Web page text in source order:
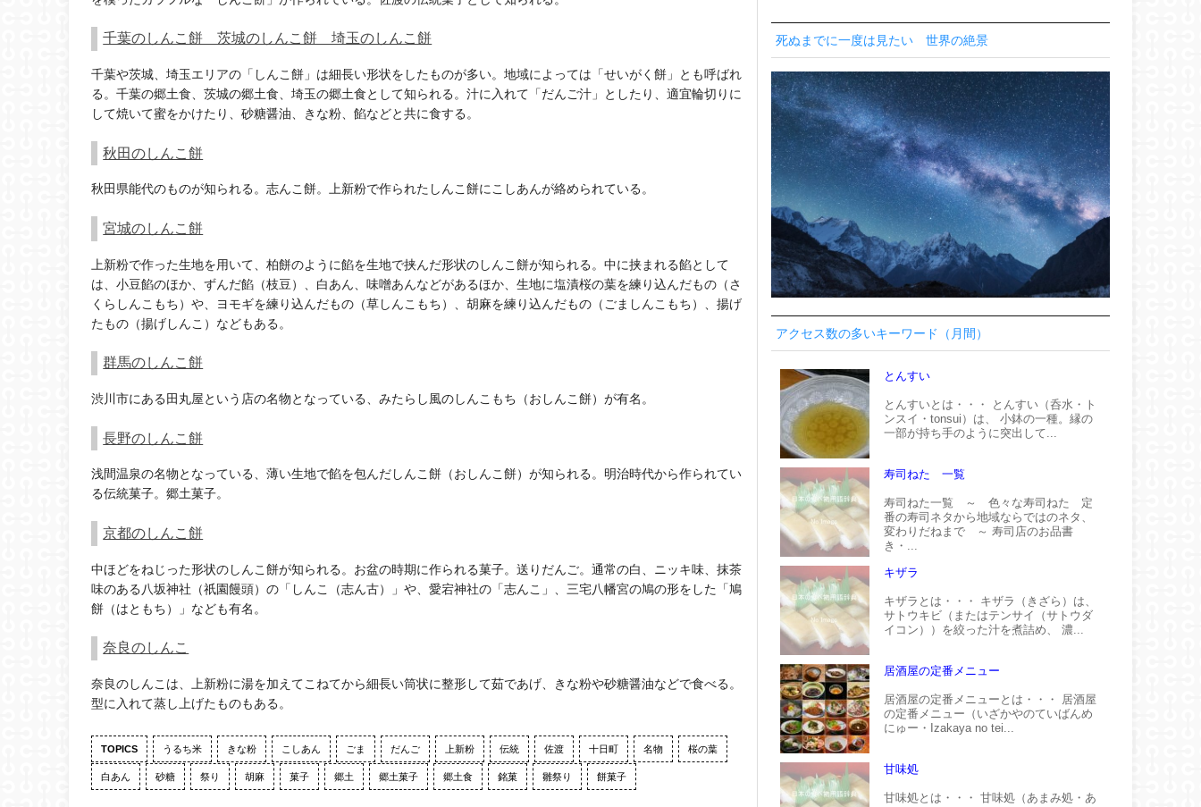
千葉のしんこ餅 茨城のしんこ餅 埼玉のしんこ餅
千葉や茨城、埼玉エリアの「しんこ餅」は細長い形状をしたものが多い。地域によっては「せいがく餅」とも呼ばれ
る。千葉の郷土食、茨城の郷土食、埼玉の郷土食として知られる。汁に入れて「だんご汁」としたり、適宜輪切りに
して焼いて蜜をかけたり、砂糖醤油、きな粉、餡などと共に食する。
秋田のしんこ餅
秋田県能代のものが知られる。志んこ餅。上新粉で作られたしんこ餅にこしあんが絡められている。
宮城のしんこ餅
上新粉で作った生地を用いて、柏餅のように餡を生地で挟んだ形状のしんこ餅が知られる。中に挟まれる餡として
は、小豆餡のほか、ずんだ餡（枝豆）、白あん、味噌あんなどがあるほか、生地に塩漬桜の葉を練り込んだもの（さ
くらしんこもち）や、ヨモギを練り込んだもの（草しんこもち）、胡麻を練り込んだもの（ごましんこもち）、揚げ
たもの（揚げしんこ）などもある。
群馬のしんこ餅
渋川市にある田丸屋という店の名物となっている、みたらし風のしんこもち（おしんこ餅）が有名。
長野のしんこ餅
浅間温泉の名物となっている、薄い生地で餡を包んだしんこ餅（おしんこ餅）が知られる。明治時代から作られてい
る伝統菓子。郷土菓子。
京都のしんこ餅
中ほどをねじった形状のしんこ餅が知られる。お盆の時期に作られる菓子。送りだんご。通常の白、ニッキ味、抹茶
味のある八坂神社（祇園饅頭）の「しんこ（志ん古）」や、愛宕神社の「志んこ」、三宅八幡宮の鳩の形をした「鳩
餅（はともち）」なども有名。
奈良のしんこ
奈良のしんこは、上新粉に湯を加えてこねてから細長い筒状に整形して茹であげ、きな粉や砂糖醤油などで食べる。
型に入れて蒸し上げたものもある。
TOPICS うるち米 きな粉 こしあん ごま だんご 上新粉 伝統 佐渡 十日町 名物 桜の葉
白あん 砂糖 祭り 胡麻 菓子 郷土 郷土菓子 郷土食 銘菓 雛祭り 餅菓子
死ぬまでに一度は見たい 世界の絶景
アクセス数の多いキーワード（月間）
とんすい
とんすいとは・・・ とんすい（呑水・ト
ンスイ・tonsui）は、 小鉢の一種。縁の
一部が持ち手のように突出して...
寿司ねた 一覧
寿司ねた一覧 ～ 色々な寿司ねた 定
番の寿司ネタから地域ならではのネタ、
変わりだねまで ～ 寿司店のお品書
き・...
キザラ
キザラとは・・・ キザラ（きざら）は、
サトウキビ（またはテンサイ（サトウダ
イコン））を絞った汁を煮詰め、 濃...
居酒屋の定番メニュー
居酒屋の定番メニューとは・・・ 居酒屋
の定番メニュー（いざかやのていばんめ
にゅー・Izakaya no tei...
甘味処
甘味処とは・・・ 甘味処（あまみ処・あ